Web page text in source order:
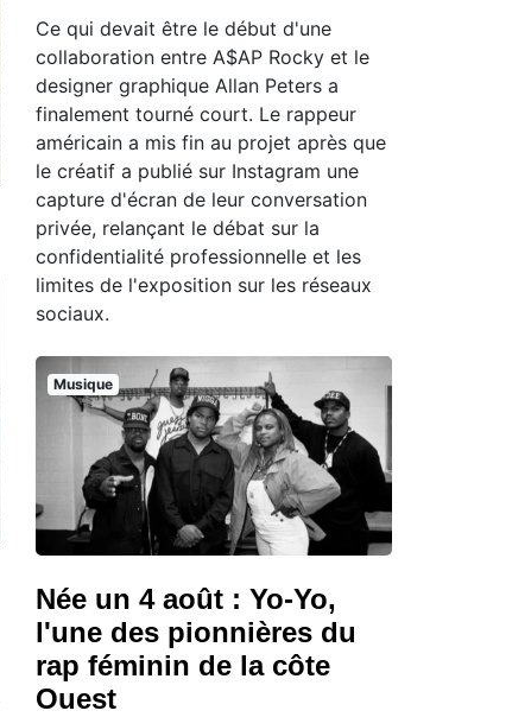
Ce qui devait être le début d'une
collaboration entre A$AP Rocky et le
designer graphique Allan Peters a
finalement tourné court. Le rappeur
américain a mis fin au projet après que
le créatif a publié sur Instagram une
capture d'écran de leur conversation
privée, relançant le débat sur la
confidentialité professionnelle et les
limites de l'exposition sur les réseaux
sociaux.
Musique
Née un 4 août : Yo-Yo,
l'une des pionnières du
rap féminin de la côte
Ouest